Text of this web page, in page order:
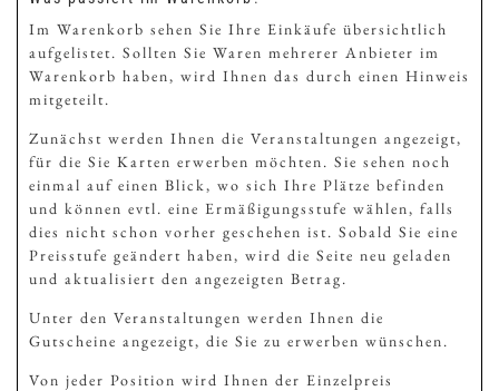
Im Warenkorb sehen Sie Ihre Einkäufe übersichtlich
aufgelistet. Sollten Sie Waren mehrerer Anbieter im
Warenkorb haben, wird Ihnen das durch einen Hinweis
mitgeteilt.
Zunächst werden Ihnen die Veranstaltungen angezeigt,
für die Sie Karten erwerben möchten. Sie sehen noch
einmal auf einen Blick, wo sich Ihre Plätze befinden
und können evtl. eine Ermäßigungsstufe wählen, falls
dies nicht schon vorher geschehen ist. Sobald Sie eine
Preisstufe geändert haben, wird die Seite neu geladen
und aktualisiert den angezeigten Betrag.
Unter den Veranstaltungen werden Ihnen die
Gutscheine angezeigt, die Sie zu erwerben wünschen.
Von jeder Position wird Ihnen der Einzelpreis